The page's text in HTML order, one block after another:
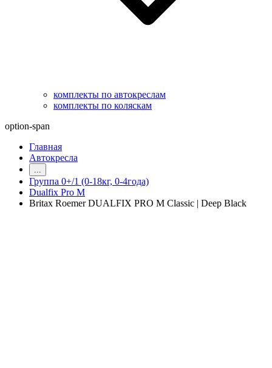
комплекты по автокреслам
комплекты по коляскам
option-span
Главная
Автокресла
Группа 0+/1 (0-18кг, 0-4года)
Dualfix Pro M
Britax Roemer DUALFIX PRO M Classic | Deep Black